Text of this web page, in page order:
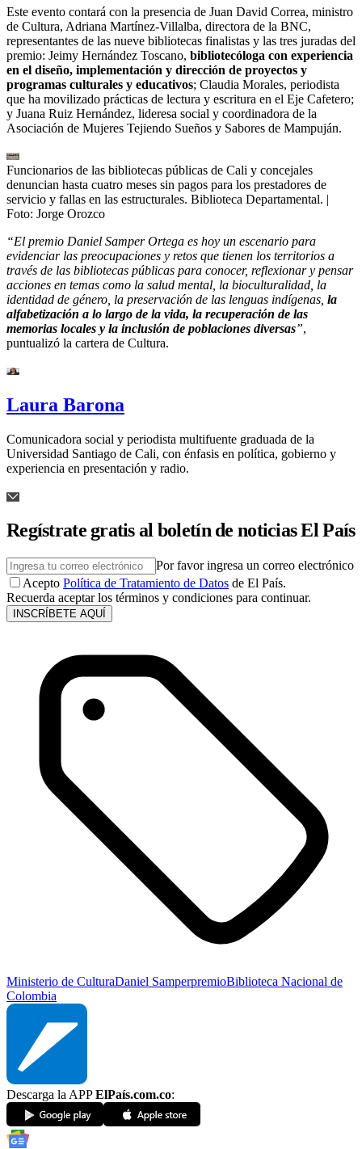
Este evento contará con la presencia de Juan David Correa, ministro
de Cultura, Adriana Martínez-Villalba, directora de la BNC,
representantes de las nueve bibliotecas finalistas y las tres juradas del
premio: Jeimy Hernández Toscano, bibliotecóloga con experiencia
en el diseño, implementación y dirección de proyectos y
programas culturales y educativos; Claudia Morales, periodista
que ha movilizado prácticas de lectura y escritura en el Eje Cafetero;
y Juana Ruiz Hernández, lideresa social y coordinadora de la
Asociación de Mujeres Tejiendo Sueños y Sabores de Mampuján.
Funcionarios de las bibliotecas públicas de Cali y concejales
denuncian hasta cuatro meses sin pagos para los prestadores de
servicio y fallas en las estructurales. Biblioteca Departamental. |
Foto: Jorge Orozco
“El premio Daniel Samper Ortega es hoy un escenario para
evidenciar las preocupaciones y retos que tienen los territorios a
través de las bibliotecas públicas para conocer, reflexionar y pensar
acciones en temas como la salud mental, la bioculturalidad, la
identidad de género, la preservación de las lenguas indígenas, la
alfabetización a lo largo de la vida, la recuperación de las
memorias locales y la inclusión de poblaciones diversas”,
puntualizó la cartera de Cultura.
Laura Barona
Comunicadora social y periodista multifuente graduada de la
Universidad Santiago de Cali, con énfasis en política, gobierno y
experiencia en presentación y radio.
Regístrate gratis al boletín de noticias El País
Por favor ingresa un correo electrónico
Acepto Política de Tratamiento de Datos de El País.
Recuerda aceptar los términos y condiciones para continuar.
INSCRÍBETE AQUÍ
Ministerio de CulturaDaniel SamperpremioBiblioteca Nacional de
Colombia
Descarga la APPElPaís.com.co: